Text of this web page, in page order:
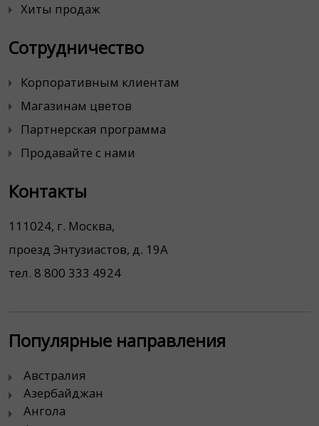
Хиты продаж
Сотрудничество
Корпоративным клиентам
Магазинам цветов
Партнерская программа
Продавайте с нами
Контакты
111024, г. Москва,
проезд Энтузиастов, д. 19А
тел. 8 800 333 4924
Популярные направления
Австралия
Азербайджан
Ангола